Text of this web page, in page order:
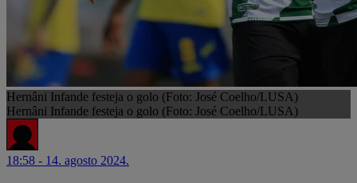
Hernâni Infande festeja o golo (Foto: José Coelho/LUSA)
Hernâni Infande festeja o golo (Foto: José Coelho/LUSA)
18:58 - 14. agosto 2024.